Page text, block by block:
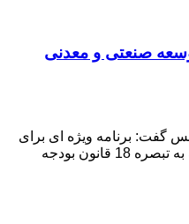
صنعتی و معدنی
گفت: برنامه ویژه ای برای
سیستان و بلوچستان داریم وبا توجه به تبصره 18 قانون بودجه